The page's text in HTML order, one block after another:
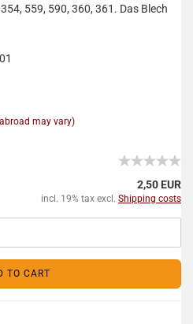
559, 590, 360, 361. Das Blech
may vary)
2,50 EUR
incl. 19% tax excl. Shipping costs
TO CART